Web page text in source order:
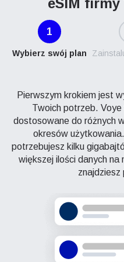
eSIM firmy
1
Wybierz swój plan
Pierwszym krokiem jest
Twoich potrzeb. Voye
dostosowane do różnych
okresów
potrzebujesz kilku
większej ilości danych na
znajdziesz